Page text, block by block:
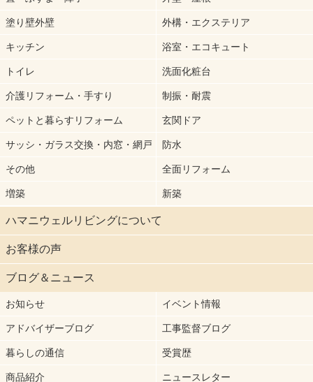
塗り壁外壁 外構・エクステリア
キッチン 浴室・エコキュート
トイレ 洗面化粧台
介護リフォーム・手すり 制振・耐震
ペットと暮らすリフォーム 玄関ドア
サッシ・ガラス交換・内窓・網戸 防水
その他 全面リフォーム
増築 新築
ハマニウェルリビングについて
お客様の声
ブログ＆ニュース
お知らせ イベント情報
アドバイザーブログ 工事監督ブログ
暮らしの通信 受賞歴
商品紹介 ニュースレター